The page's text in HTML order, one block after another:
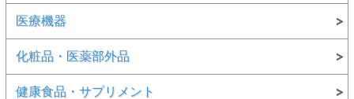
医療機器
化粧品・医薬部外品
健康食品・サプリメント